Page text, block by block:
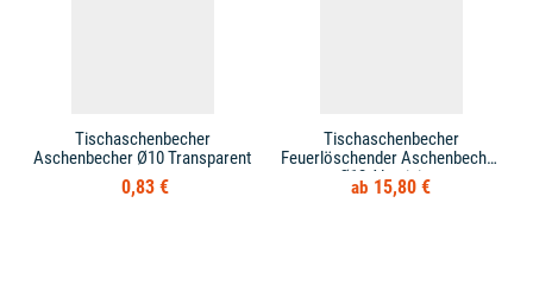
Tischaschenbecher
Aschenbecher Ø10 Transparent
0,83 €
Tischaschenbecher
Feuerlöschender Aschenbecher
Ø12 Aluminium
15,80 €